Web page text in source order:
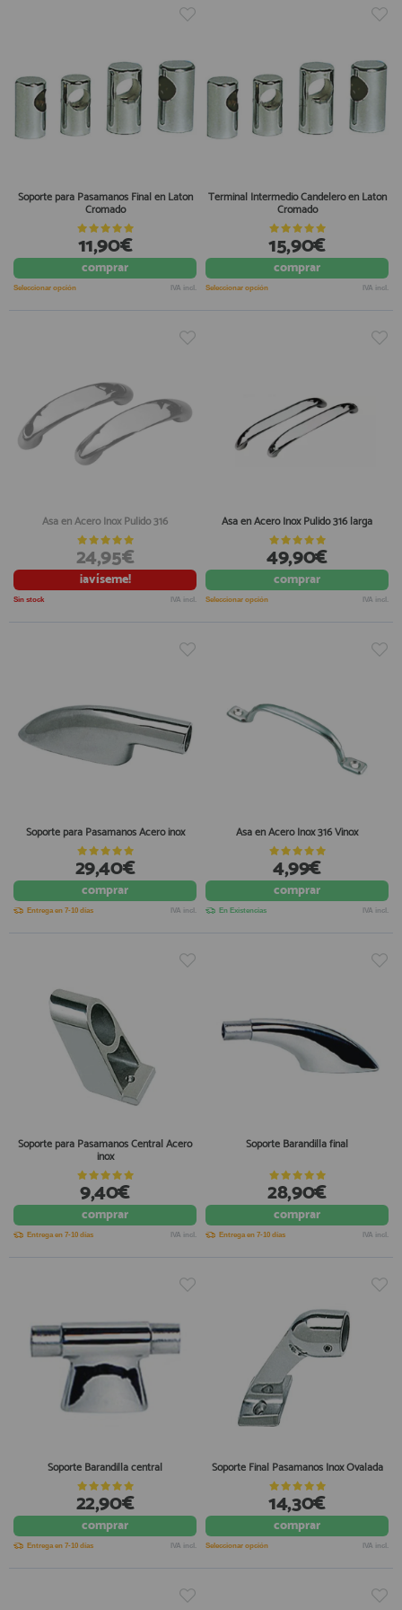
Soporte para Pasamanos Final en Laton
Cromado
11,90€
comprar
Seleccionar opción IVA incl.
Terminal Intermedio Candelero en Laton
Cromado
15,90€
comprar
Seleccionar opción IVA incl.
Asa en Acero Inox Pulido 316
24,95€
¡avíseme!
Sin stock IVA incl.
Asa en Acero Inox Pulido 316 larga
49,90€
comprar
Seleccionar opción IVA incl.
Soporte para Pasamanos Acero inox
29,40€
comprar
Entrega en 7-10 días IVA incl.
Asa en Acero Inox 316 Vinox
4,99€
comprar
En Existencias IVA incl.
Soporte para Pasamanos Central Acero
inox
9,40€
comprar
Entrega en 7-10 días IVA incl.
Soporte Barandilla final
28,90€
comprar
Entrega en 7-10 días IVA incl.
Soporte Barandilla central
22,90€
comprar
Entrega en 7-10 días IVA incl.
Soporte Final Pasamanos Inox Ovalada
14,30€
comprar
Seleccionar opción IVA incl.